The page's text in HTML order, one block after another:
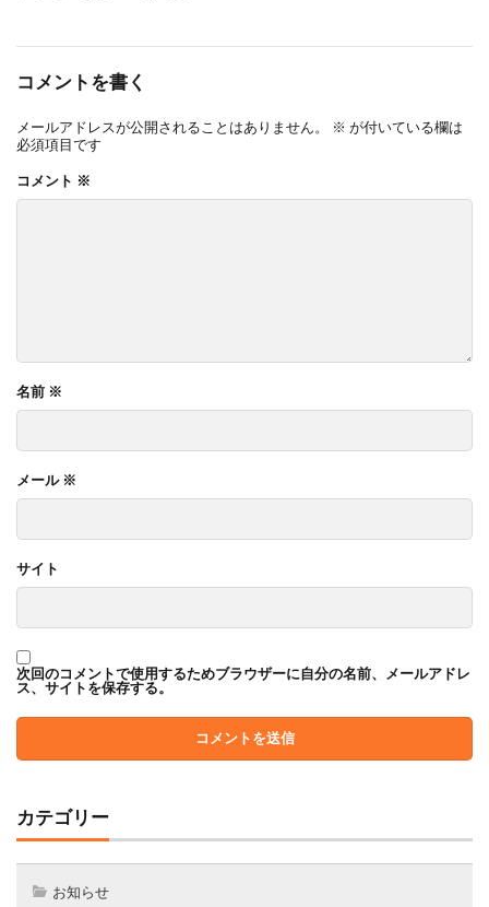
コメントを書く
メールアドレスが公開されることはありません。 ※ が付いている欄は
必須項目です
コメント ※
名前 ※
メール ※
サイト
次回のコメントで使用するためブラウザーに自分の名前、メールアドレ
ス、サイトを保存する。
カテゴリー
お知らせ